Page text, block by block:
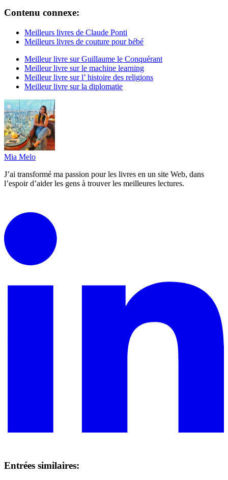
Contenu connexe:
Meilleurs livres de Claude Ponti
Meilleurs livres de couture pour bébé
Meilleur livre sur Guillaume le Conquérant
Meilleur livre sur le machine learning
Meilleur livre sur l’ histoire des religions
Meilleur livre sur la diplomatie
Mia Melo
J’ai transformé ma passion pour les livres en un site Web, dans
l’espoir d’aider les gens à trouver les meilleures lectures.
Entrées similaires: